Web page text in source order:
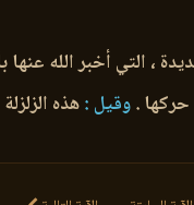
، التي أخبر الله
حركها .وقيل :هذه